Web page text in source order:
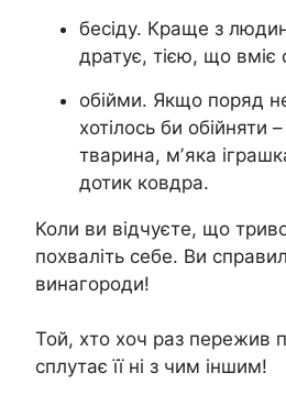
бесіду. Краще з
дратує, тією, що вміє
обійми. Якщо поряд
хотілось би обійняти
тварина, мʼяка
дотик ковдра.
Коли ви відчуєте, що
похваліть себе. Ви
винагороди!
Той, хто хоч раз пережив
сплутає її ні з чим іншим!